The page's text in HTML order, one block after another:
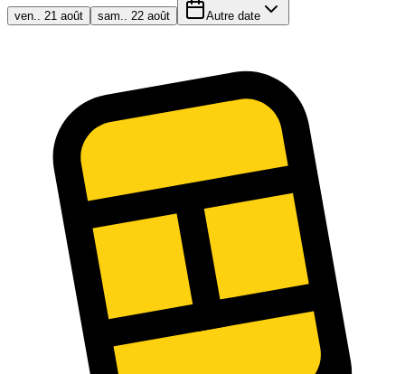
ven.. 21 août sam.. 22 août Autre date